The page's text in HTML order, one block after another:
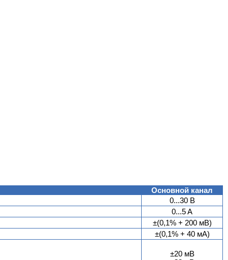
Основной канал
0...30 В
0...5 A
±(0,1% + 200 мВ)
±(0,1% + 40 мА)
±20 мВ